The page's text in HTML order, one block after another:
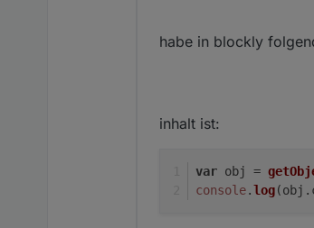
habe in blockly
inhalt ist:
var obj =
console.log(obj.